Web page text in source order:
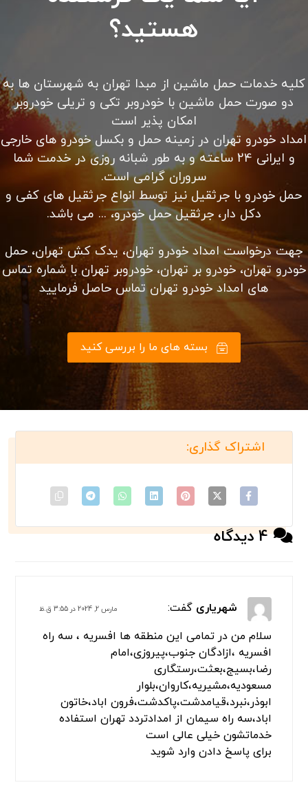
هستید؟
کلیه خدمات حمل ماشین از مبدا تهران به شهرستان ها به
دو صورت حمل ماشین با خودروبر تکی و تریلی خودروبر
امکان پذیر است
امداد خودرو تهران در زمینه حمل و بکسل خودرو های خارجی
و ایرانی 24 ساعته و به طور شبانه روزی در خدمت شما
سروران گرامی است.
حمل خودرو با جرثقیل نیز توسط انواع جرثقیل های کفی و
دکل دار، جرثقیل حمل خودرو، ... می باشد.
جهت درخواست امداد خودرو تهران، یدک کش تهران، حمل
خودرو تهران، خودرو بر تهران، خودروبر تهران با شماره تماس
های امداد خودرو تهران تماس حاصل فرمایید
بسته های ما را بررسی کنید
4 دیدگاه
شهریاری گفت: مارس 2, 2024 در 3:55 ق.ظ
سلام من در تمامی این منطقه ها افسریه ، سه راه
افسریه ،ازادگان جنوب،پیروزی،امام
رضا،بسیج،بعثت،رستگاری
مسعودیه،مشیریه،کاروان،بلوار
ابوذر،نبرد،قیامدشت،پاکدشت،فرون اباد،خاتون
اباد،سه راه سیمان از امدادتردد تهران استفاده
خدماتشون خیلی عالی است
برای پاسخ دادن وارد شوید